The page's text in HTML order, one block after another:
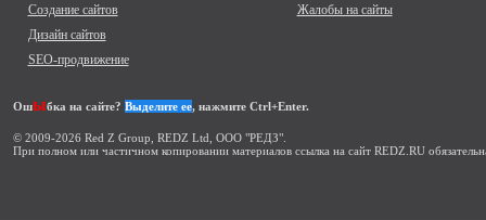
Создание сайтов
Дизайн сайтов
SEO-продвижение
Жалобы на сайты
Ошыбка на сайте? Выделите ее, нажмите Ctrl+Enter.
© 2009-2026 Red Z Group, REDZ Ltd, ООО "РЕДЗ".
При полном или частичном копировании материалов ссылка на сайт REDZ.RU